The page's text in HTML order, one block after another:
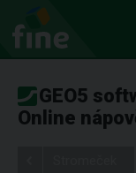
GEO5
Online